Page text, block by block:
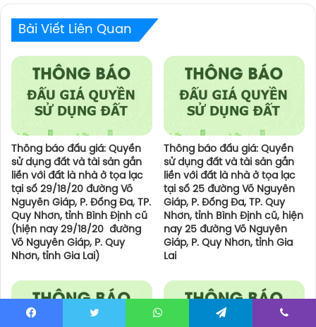
Bài Viết Liên Quan
Thông báo đấu giá: Quyền
sử dụng đất và tài sản gắn
liền với đất là nhà ở tọa lạc
tại số 29/18/20 đường Võ
Nguyên Giáp, P. Đống Đa, TP.
Quy Nhơn, tỉnh Bình Định cũ
(hiện nay 29/18/20 đường
Võ Nguyên Giáp, P. Quy
Nhơn, tỉnh Gia Lai)
Thông báo đấu giá: Quyền
sử dụng đất và tài sản gắn
liền với đất là nhà ở tọa lạc
tại số 25 đường Võ Nguyên
Giáp, P. Đống Đa, TP. Quy
Nhơn, tỉnh Bình Định cũ, hiện
nay 25 đường Võ Nguyên
Giáp, P. Quy Nhơn, tỉnh Gia
Lai